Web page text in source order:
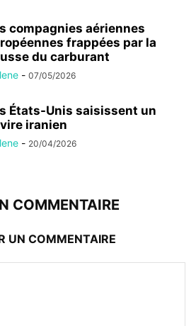
compagnies aériennes
frappées par la
du carburant
- 07/05/2026
États-Unis saisissent un
iranien
- 20/04/2026
COMMENTAIRE
UN COMMENTAIRE